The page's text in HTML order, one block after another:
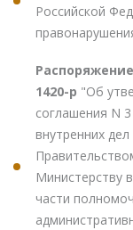
Российской
1420-р "Об
соглашения N
внутренних
Министерству
части